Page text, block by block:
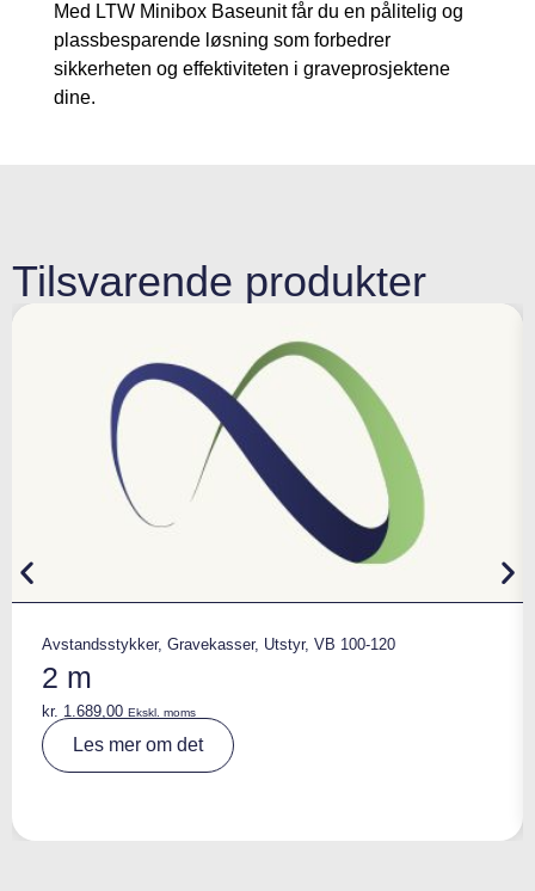
Med LTW Minibox Baseunit får du en pålitelig og
plassbesparende løsning som forbedrer
sikkerheten og effektiviteten i graveprosjektene
dine.
Tilsvarende produkter
Avstandsstykker, Gravekasser, Utstyr, VB 100-120
2 m
kr. 1.689,00 Ekskl. moms
Les mer om det